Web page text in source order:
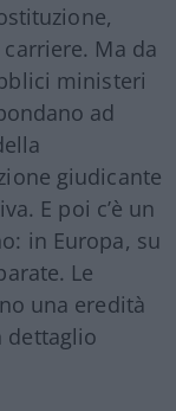
Ma da
ministeri
ad
giudicante
E poi c’è un
in Europa, su
Le
una eredità
dettaglio